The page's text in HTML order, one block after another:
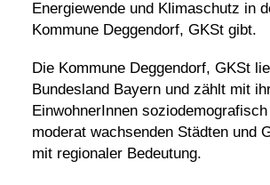
Energiewende und Klimaschutz in
Kommune Deggendorf, GKSt gibt.
Die Kommune Deggendorf, GKSt
Bundesland Bayern und zählt mit
EinwohnerInnen
moderat wachsenden Städten und
mit regionaler Bedeutung.